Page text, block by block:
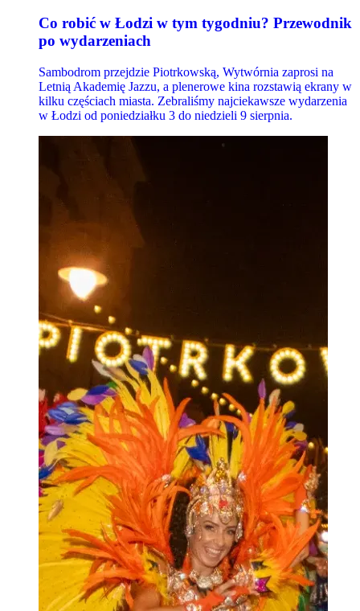
Co robić w Łodzi w tym tygodniu? Przewodnik
po wydarzeniach
Sambodrom przejdzie Piotrkowską, Wytwórnia zaprosi na
Letnią Akademię Jazzu, a plenerowe kina rozstawią ekrany w
kilku częściach miasta. Zebraliśmy najciekawsze wydarzenia
w Łodzi od poniedziałku 3 do niedzieli 9 sierpnia.